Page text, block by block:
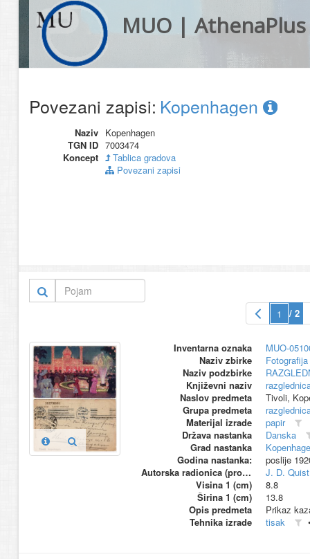
MUO | AthenaPlus
Povezani zapisi: Kopenhagen
Naziv Kopenhagen
TGN ID 7003474
Koncept
Tablica gradova
Povezani zapisi
/ 2
Inventarna oznaka
MUO-
Naziv zbirke
Naziv podzbirke
Književni naziv
Naslov predmeta
Tivoli,
Grupa predmeta
Materijal izrade
papir
Država nastanka
Danska
Grad nastanka
Godina nastanka:
poslije
Autorska radionica (proizvođač)
J. D.
Visina 1 (cm)
8.8
Širina 1 (cm)
13.8
Opis predmeta
Prikaz
Tehnika izrade
tisak